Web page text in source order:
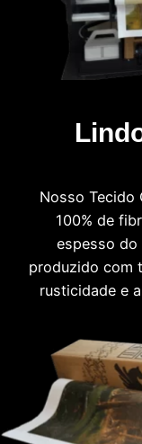
Nosso Tecido
100% de
espesso do
produzido com
rusticidade e